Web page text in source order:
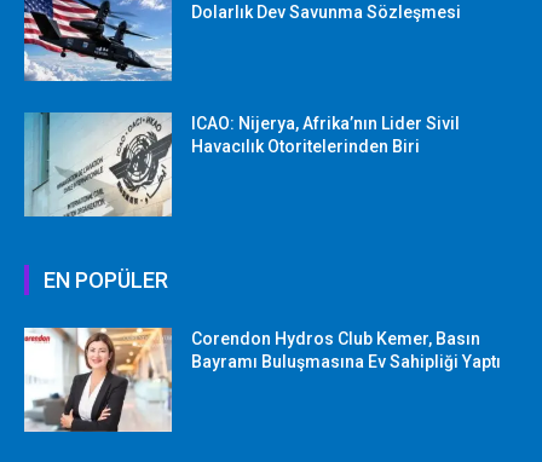
Dolarlık Dev Savunma Sözleşmesi
ICAO: Nijerya, Afrika’nın Lider Sivil
Havacılık Otoritelerinden Biri
EN POPÜLER
Corendon Hydros Club Kemer, Basın
Bayramı Buluşmasına Ev Sahipliği Yaptı